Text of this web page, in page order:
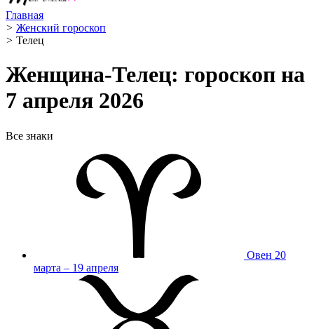
Главная
> Женский гороскоп
> Телец ️
Женщина-Телец: гороскоп на
7 апреля 2026
Все знаки
Овен 20
марта – 19 апреля